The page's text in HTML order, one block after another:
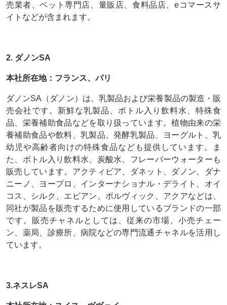
売業者、ペット専門店、量販店、食料品店、eコマースサ
イトなどが含まれます。
2. ダノンSA
本社所在地：フランス、パリ
ダノンSA（ダノン）は、乳製品および栄養製品の製造・販
売会社です。新鮮な乳製品、ボトル入り飲料水、特殊食
品、栄養補助食品などを取り扱っています。植物由来の栄
養補助食品や飲料、乳製品、発酵乳製品、ヨーグルト、乳
幼児や高齢者向けの特殊食品なども提供しています。ま
た、ボトル入り飲料水、炭酸水、フレーバーウォーターも
販売しています。アクティビア、ダネット、ダノン、ダナ
ニーノ、ヨープロ、インターナショナル・デライト、オイ
コス、シルク、エビアン、ボルヴィック、アクアなどは、
同社が製品を販売するために使用しているブランドの一部
です。販売チャネルとしては、従来の市場、小売チェー
ン、薬局、診療所、病院などの専門流通チャネルを活用し
ています。
3.ネスレSA